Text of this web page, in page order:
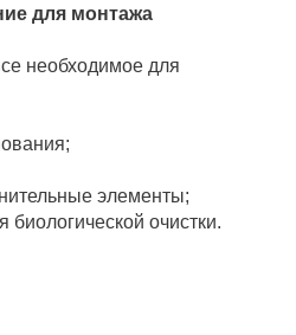
для монтажа
необходимое для
элементы;
очистки.